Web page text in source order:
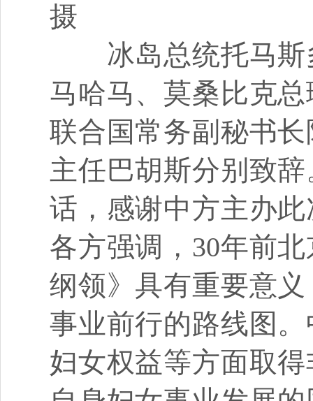
摄
冰岛总统托马斯
马哈马、莫桑比克
联合国常务副秘书
主任巴胡斯分别致
话，感谢中方主办
各方强调，30年前
纲领》具有重要意
事业前行的路线图
妇女权益等方面取